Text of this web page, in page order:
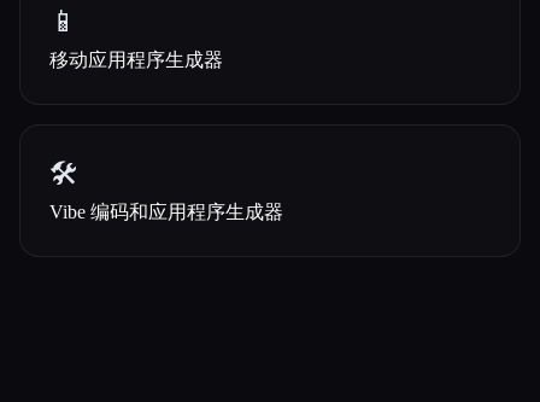
📱
移动应用程序生成器
🛠️
Vibe 编码和应用程序生成器